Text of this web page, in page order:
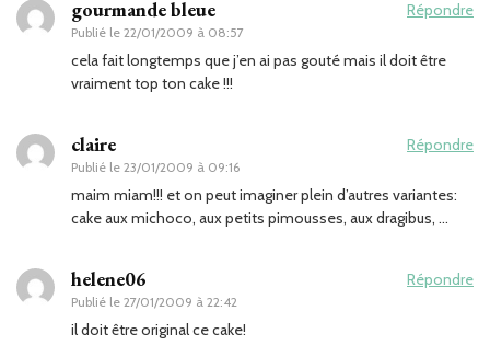
gourmande bleue
Publié le 22/01/2009 à 08:57
Répondre
cela fait longtemps que j’en ai pas gouté mais il doit être
vraiment top ton cake !!!
claire
Publié le 23/01/2009 à 09:16
Répondre
maim miam!!! et on peut imaginer plein d’autres variantes:
cake aux michoco, aux petits pimousses, aux dragibus, …
helene06
Publié le 27/01/2009 à 22:42
Répondre
il doit être original ce cake!